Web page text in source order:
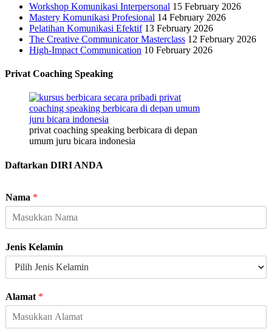
Workshop Komunikasi Interpersonal 15 February 2026
Mastery Komunikasi Profesional 14 February 2026
Pelatihan Komunikasi Efektif 13 February 2026
The Creative Communicator Masterclass 12 February 2026
High-Impact Communication 10 February 2026
Privat Coaching Speaking
privat coaching speaking berbicara di depan
umum juru bicara indonesia
Daftarkan DIRI ANDA
m
i
H
J
n
Nama *
Jenis Kelamin
Alamat *